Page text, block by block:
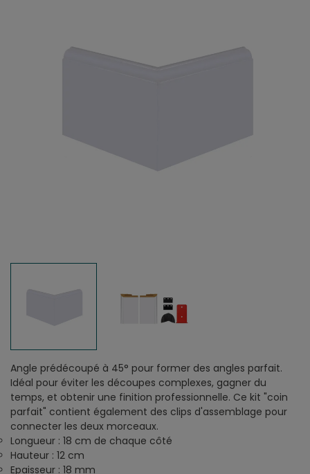
Angle prédécoupé à 45° pour former des angles parfait.
Idéal pour éviter les découpes complexes, gagner du
temps, et obtenir une finition professionnelle. Ce kit "coin
parfait" contient également des clips d'assemblage pour
connecter les deux morceaux.
Longueur : 18 cm de chaque côté
Hauteur : 12 cm
Epaisseur : 18 mm